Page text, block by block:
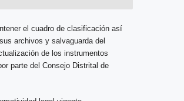
el cuadro de clasificación así
archivos y salvaguarda del
de los instrumentos
parte del Consejo Distrital de